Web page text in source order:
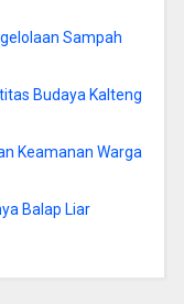
Sampah
Budaya Kalteng
Keamanan Warga
Balap Liar